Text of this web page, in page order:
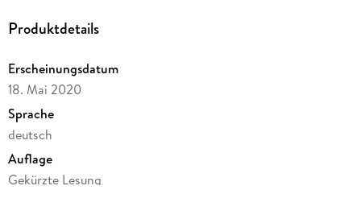
Produktdetails
Erscheinungsdatum
18. Mai 2020
Sprache
deutsch
Auflage
Gekürzte Lesung